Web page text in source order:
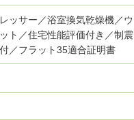
ッサー／浴室換気乾燥機／ウ
ト／住宅性能評価付き／制震
／フラット35適合証明書